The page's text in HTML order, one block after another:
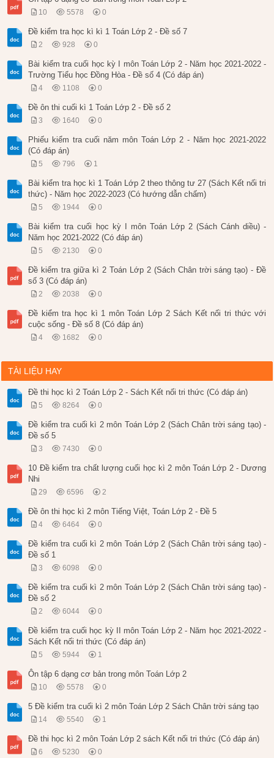
10 5578 0
Đề kiểm tra học kì kì 1 Toán Lớp 2 - Đề số 7
2 928 0
Bài kiểm tra cuối học kỳ I môn Toán Lớp 2 - Năm học 2021-2022 -
Trường Tiểu học Đồng Hòa - Đề số 4 (Có đáp án)
4 1108 0
Đề ôn thi cuối kì 1 Toán Lớp 2 - Đề số 2
3 1640 0
Phiếu kiểm tra cuối năm môn Toán Lớp 2 - Năm học 2021-2022
(Có đáp án)
5 796 1
Bài kiểm tra học kì 1 Toán Lớp 2 theo thông tư 27 (Sách Kết nối tri
thức) - Năm học 2022-2023 (Có hướng dẫn chấm)
5 1944 0
Bài kiểm tra cuối học kỳ I môn Toán Lớp 2 (Sách Cánh diều) -
Năm học 2021-2022 (Có đáp án)
5 2130 0
Đề kiểm tra giữa kì 2 Toán Lớp 2 (Sách Chân trời sáng tạo) - Đề
số 3 (Có đáp án)
2 2038 0
Đề kiểm tra học kì 1 môn Toán Lớp 2 Sách Kết nối tri thức với
cuộc sống - Đề số 8 (Có đáp án)
4 1682 0
TÀI LIỆU HAY
Đề thi học kì 2 Toán Lớp 2 - Sách Kết nối tri thức (Có đáp án)
5 8264 0
Đề kiểm tra cuối kì 2 môn Toán Lớp 2 (Sách Chân trời sáng tạo) -
Đề số 5
3 7430 0
10 Đề kiểm tra chất lượng cuối học kì 2 môn Toán Lớp 2 - Dương
Nhi
29 6596 2
Đề ôn thi học kì 2 môn Tiếng Việt, Toán Lớp 2 - Đề 5
4 6464 0
Đề kiểm tra cuối kì 2 môn Toán Lớp 2 (Sách Chân trời sáng tạo) -
Đề số 1
3 6098 0
Đề kiểm tra cuối kì 2 môn Toán Lớp 2 (Sách Chân trời sáng tạo) -
Đề số 2
2 6044 0
Đề kiểm tra cuối học kỳ II môn Toán Lớp 2 - Năm học 2021-2022 -
Sách Kết nối tri thức (Có đáp án)
5 5944 1
Ôn tập 6 dạng cơ bản trong môn Toán Lớp 2
10 5578 0
5 Đề kiểm tra cuối kì 2 môn Toán Lớp 2 Sách Chân trời sáng tạo
14 5540 1
Đề thi học kì 2 môn Toán Lớp 2 sách Kết nối tri thức (Có đáp án)
6 5230 0